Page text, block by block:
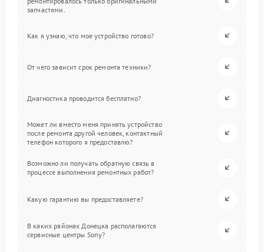
запчастями.
Как я узнаю, что мое устройство готово?
От чего зависит срок ремонта техники?
Диагностика проводится бесплатно?
Может ли вместо меня принять устройство
после ремонта другой человек, контактный
телефон которого я предоставлю?
Возможно ли получать обратную связь в
процессе выполнения ремонтных работ?
Какую гарантию вы предоставляете?
В каких районах Донецка располагаются
сервисные центры Sony?